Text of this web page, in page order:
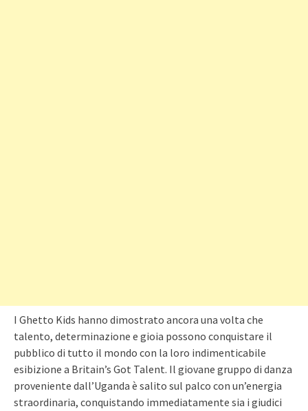
I Ghetto Kids hanno dimostrato ancora una volta che
talento, determinazione e gioia possono conquistare il
pubblico di tutto il mondo con la loro indimenticabile
esibizione a Britain’s Got Talent. Il giovane gruppo di danza
proveniente dall’Uganda è salito sul palco con un’energia
straordinaria, conquistando immediatamente sia i giudici